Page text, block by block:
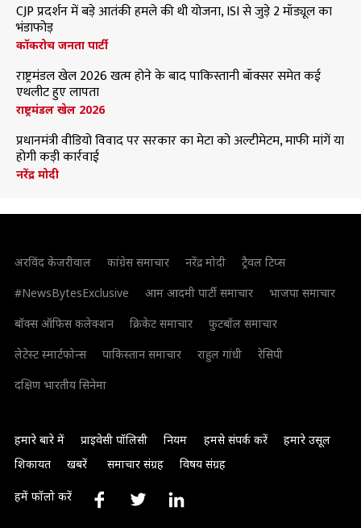
CJP प्रदर्शन में बड़े आतंकी हमले की थी योजना, ISI से जुड़े 2 मॉड्यूल का
भंडाफोड़
कॉकरोच जनता पार्टी
राष्ट्रमंडल खेल 2026 खत्म होने के बाद पाकिस्तानी बॉक्सर समेत कई
एथलीट हुए लापता
राष्ट्रमंडल खेल 2026
प्रधानमंत्री वीडियो विवाद पर सरकार का मेटा को अल्टीमेटम, माफी मांगें या
होगी कड़ी कार्रवाई
नरेंद्र मोदी
अरविंद केजरीवाल कांग्रेस समाचार नरेंद्र मोदी
ट्रैवल टिप्स
#NewsBytesExclusive
आम आदमी पार्टी समाचार
भाजपा समाचार
बॉक्स ऑफिस कलेक्शन
क्रिकेट समाचार
फुटबॉल समाचार
लेटेस्ट स्मार्टफोन्स
पाकिस्तान समाचार राहुल गांधी
रेसिपी
दक्षिण भारतीय सिनेमा
हमारे बारे में प्राइवेसी पॉलिसी नियम हमसे संपर्क करें
हमारे उसूल
शिकायत
खबरें समाचार संग्रह विषय संग्रह
हमें फॉलो करें